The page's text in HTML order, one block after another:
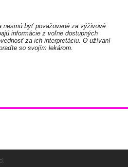
nesmú byť považované za výživové
informácie z voľne dostupných
za ich interpretáciu. O užívaní
so svojím lekárom.